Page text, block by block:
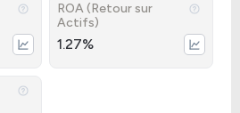
ROA (Retour sur
Actifs)
1.27%